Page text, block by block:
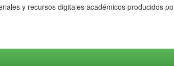
y recursos digitales académicos producidos